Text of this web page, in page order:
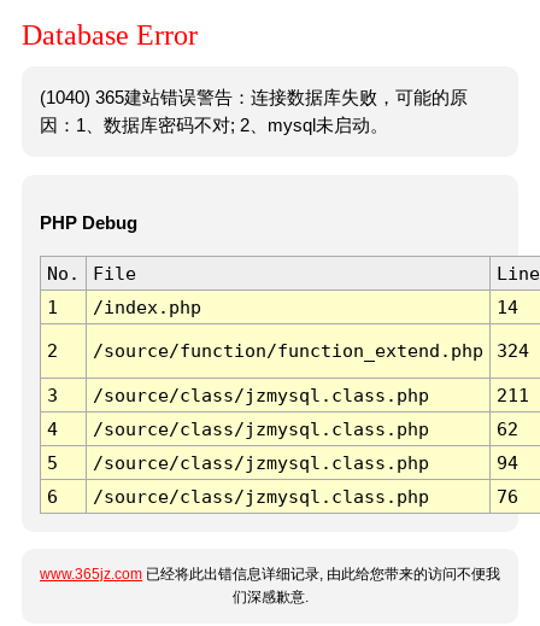
Database Error
(1040) 365建站错误警告：连接数据库失败，可能的原
因：1、数据库密码不对; 2、mysql未启动。
PHP Debug
No. File
Line
1
/index.php 14
2 /source/function/function_extend.php 324
3 /source/class/jzmysql.class.php
211
4
/source/class/jzmysql.class.php
62
5
/source/class/jzmysql.class.php
94
6
/source/class/jzmysql.class.php 76
www.365jz.com 已经将此出错信息详细记录, 由此给您带来的访问不便我
们深感歉意.